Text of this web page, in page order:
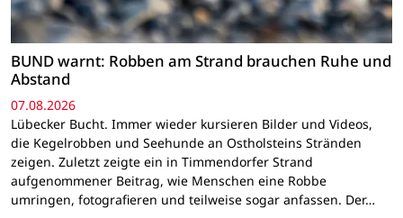
BUND warnt: Robben am Strand brauchen Ruhe und
Abstand
07.08.2026
Lübecker Bucht. Immer wieder kursieren Bilder und Videos,
die Kegelrobben und Seehunde an Ostholsteins Stränden
zeigen. Zuletzt zeigte ein in Timmendorfer Strand
aufgenommener Beitrag, wie Menschen eine Robbe
umringen, fotografieren und teilweise sogar anfassen. Der…